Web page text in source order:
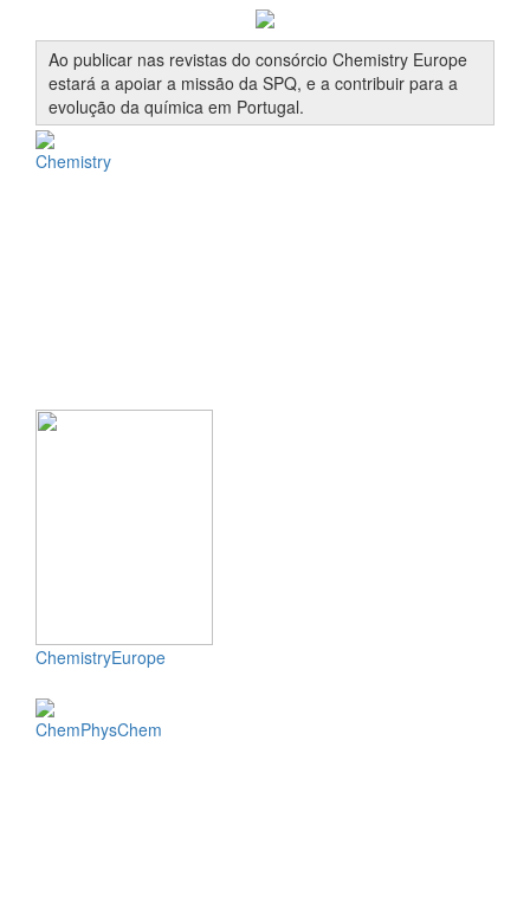
Ao publicar nas revistas do consórcio Chemistry Europe
estará a apoiar a missão da SPQ, e a contribuir para a
evolução da química em Portugal.
Chemistry
ChemistryEurope
ChemPhysChem